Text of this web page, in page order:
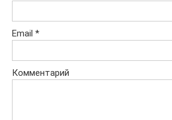
Email *
Комментарий